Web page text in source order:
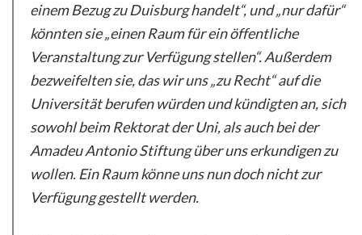
einem Bezug zu Duisburg handelt“, und „nur dafür“
könnten sie „einen Raum für ein öffentliche
Veranstaltung zur Verfügung stellen“. Außerdem
bezweifelten sie, das wir uns „zu Recht“ auf die
Universität berufen würden und kündigten an, sich
sowohl beim Rektorat der Uni, als auch bei der
Amadeu Antonio Stiftung über uns erkundigen zu
wollen. Ein Raum könne uns nun doch nicht zur
Verfügung gestellt werden.